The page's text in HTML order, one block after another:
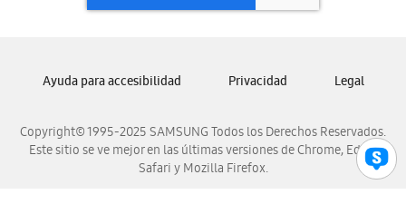
Samsung Panamá
Samsung Venezuela
Copyright© 1995-2025 SAMSUNG Todos los Derechos Reservados.
Este sitio se ve mejor en las últimas versiones de Chrome, Edge,
Safari y Mozilla Firefox.
Ayuda para accesibilidad Privacidad Legal